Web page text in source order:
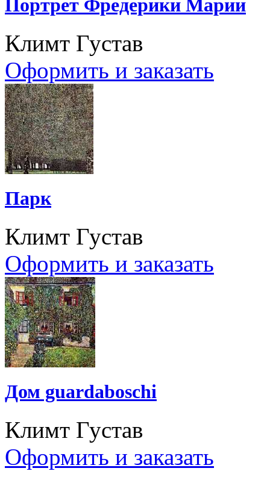
Портрет Фредерики Марии
Климт Густав
Оформить и заказать
Парк
Климт Густав
Оформить и заказать
Дом guardaboschi
Климт Густав
Оформить и заказать